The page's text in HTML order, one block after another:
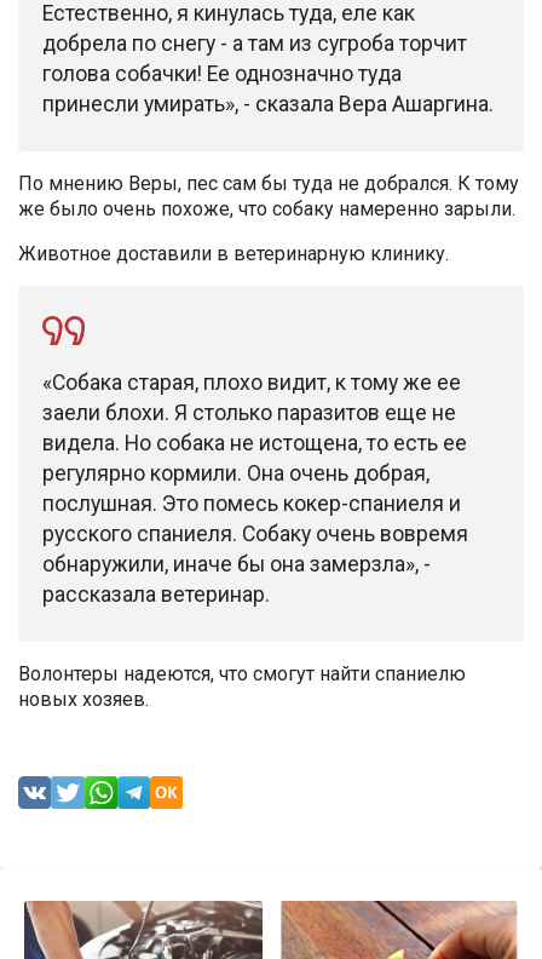
Естественно, я кинулась туда, еле как
добрела по снегу - а там из сугроба торчит
голова собачки! Ее однозначно туда
принесли умирать», - сказала Вера Ашаргина.
По мнению Веры, пес сам бы туда не добрался. К тому
же было очень похоже, что собаку намеренно зарыли.
Животное доставили в ветеринарную клинику.
«Собака старая, плохо видит, к тому же ее
заели блохи. Я столько паразитов еще не
видела. Но собака не истощена, то есть ее
регулярно кормили. Она очень добрая,
послушная. Это помесь кокер-спаниеля и
русского спаниеля. Собаку очень вовремя
обнаружили, иначе бы она замерзла», -
рассказала ветеринар.
Волонтеры надеются, что смогут найти спаниелю
новых хозяев.